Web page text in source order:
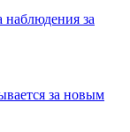
наблюдения за
за новым